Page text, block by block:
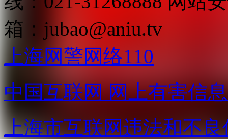
箱： jubao@aniu.tv
上海网警网络110
中国互联网 网上有害信
上海市互联网违法和不